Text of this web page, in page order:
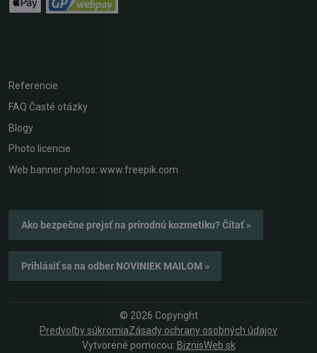
Referencie
FAQ Časté otázky
Blogy
Photo licencie
Web banner photos: www.freepik.com
Ako bezpečne prejsť na prírodnú kozmetiku? Čítať »
Prihlásiť sa na odber NOVINIEK MAILOM »
© 2026 Copyright
Predvoľby súkromiaZásady ochrany osobných údajov
Vytvorené pomocou: BiznisWeb.sk